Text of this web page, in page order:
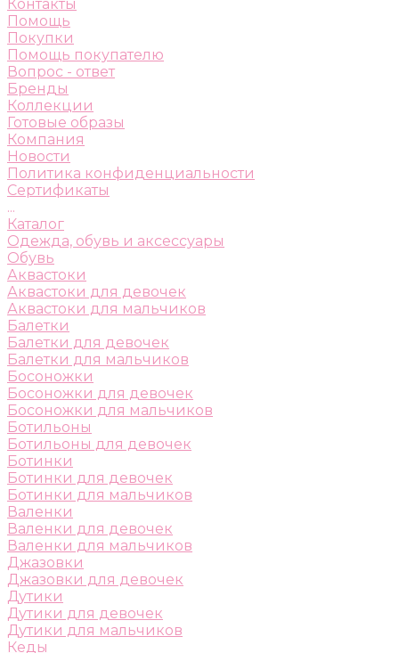
Контакты
Помощь
Покупки
Помощь покупателю
Вопрос - ответ
Бренды
Коллекции
Готовые образы
Компания
Новости
Политика конфиденциальности
Сертификаты
...
Каталог
Одежда, обувь и аксессуары
Обувь
Аквастоки
Аквастоки для девочек
Аквастоки для мальчиков
Балетки
Балетки для девочек
Балетки для мальчиков
Босоножки
Босоножки для девочек
Босоножки для мальчиков
Ботильоны
Ботильоны для девочек
Ботинки
Ботинки для девочек
Ботинки для мальчиков
Валенки
Валенки для девочек
Валенки для мальчиков
Джазовки
Джазовки для девочек
Дутики
Дутики для девочек
Дутики для мальчиков
Кеды